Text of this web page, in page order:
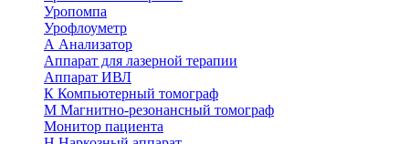
Уропомпа
Урофлоуметр
А Анализатор
Аппарат для лазерной терапии
Аппарат ИВЛ
К Компьютерный томограф
М Магнитно-резонансный томограф
Монитор пациента